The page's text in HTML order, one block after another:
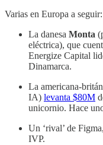
Varias en Europa a seguir:
La danesa Monta
eléctrica), que
Energize Capital
Dinamarca.
La americana-
IA) levanta $80M
unicornio. Hace
Un ‘rival’ de Figma,
IVP.